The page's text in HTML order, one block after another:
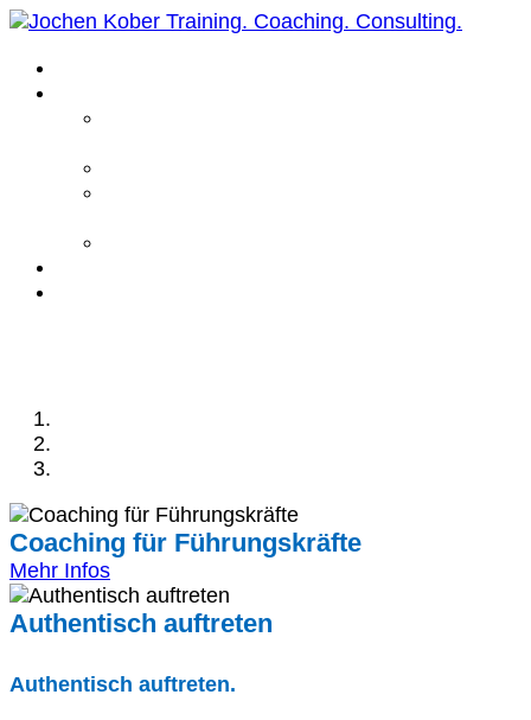
Coaching für Führungskräfte
Mehr Infos
Authentisch auftreten
Authentisch auftreten.